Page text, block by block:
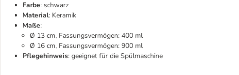
Farbe: schwarz
Material: Keramik
Maße:
Ø 13 cm, Fassungsvermögen: 400 ml
Ø 16 cm, Fassungsvermögen: 900 ml
Pflegehinweis: geeignet für die Spülmaschine